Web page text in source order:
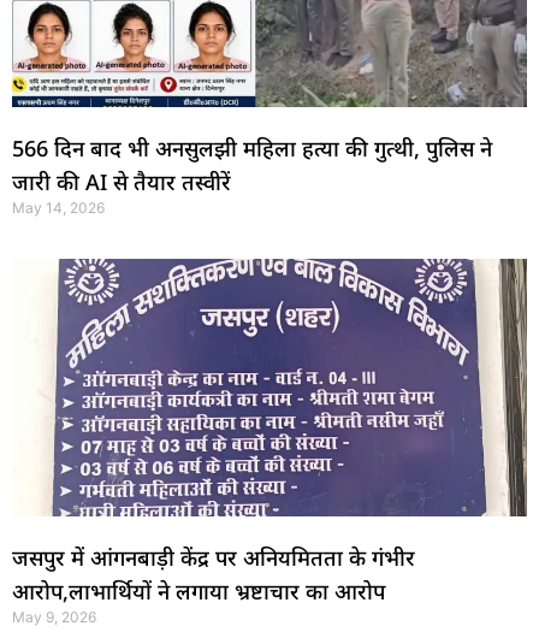
566 दिन बाद भी अनसुलझी महिला हत्या की गुत्थी, पुलिस ने
जारी की AI से तैयार तस्वीरें
May 14, 2026
जसपुर में आंगनबाड़ी केंद्र पर अनियमितता के गंभीर
आरोप,लाभार्थियों ने लगाया भ्रष्टाचार का आरोप
May 9, 2026